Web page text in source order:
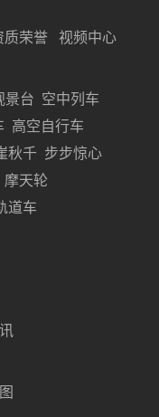
质荣誉 视频中心
景台 空中列车
高空自行车
秋千 步步惊心
摩天轮
道车